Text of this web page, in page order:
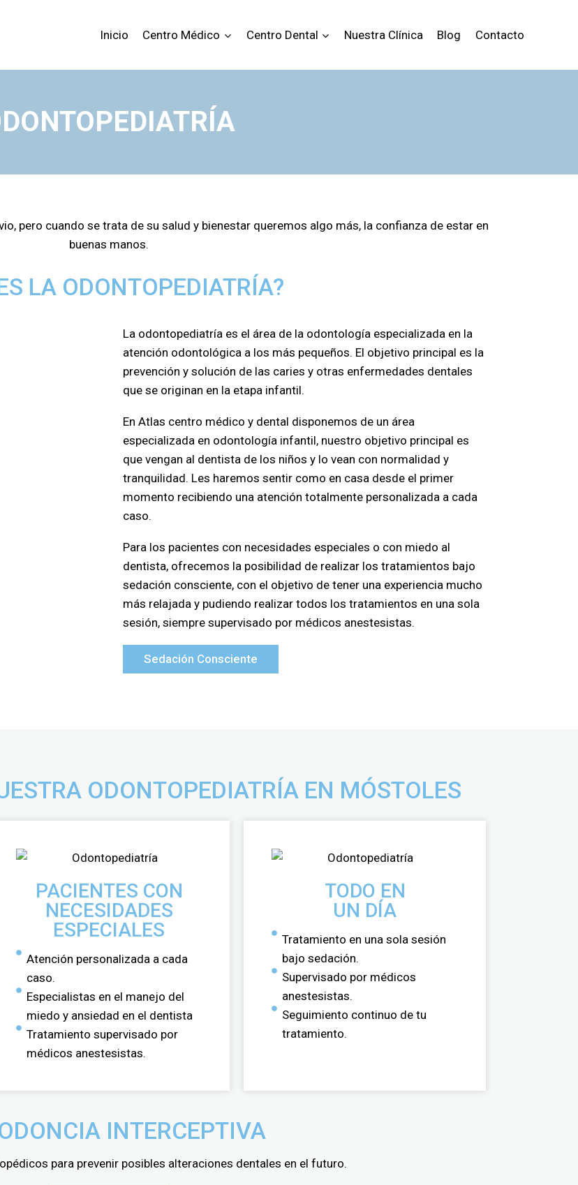
Inicio Centro Médico Centro Dental Nuestra Clínica Blog Contacto
pero cuando se trata de su salud y bienestar queremos algo más, la confianza de estar en
buenas manos.
LA ODONTOPEDIATRÍA?
La odontopediatría es el área de la odontología especializada en la
atención odontológica a los más pequeños. El objetivo principal es la
prevención y solución de las caries y otras enfermedades dentales
que se originan en la etapa infantil.
En Atlas centro médico y dental disponemos de un área
especializada en odontología infantil, nuestro objetivo principal es
que vengan al dentista de los niños y lo vean con normalidad y
tranquilidad. Les haremos sentir como en casa desde el primer
momento recibiendo una atención totalmente personalizada a cada
caso.
Para los pacientes con necesidades especiales o con miedo al
dentista, ofrecemos la posibilidad de realizar los tratamientos bajo
sedación consciente, con el objetivo de tener una experiencia mucho
más relajada y pudiendo realizar todos los tratamientos en una sola
sesión, siempre supervisado por médicos anestesistas.
Sedación Consciente
ODONTOPEDIATRÍA EN MÓSTOLES
PACIENTES CON
NECESIDADES
ESPECIALES
Atención personalizada a cada
caso.
Especialistas en el manejo del
miedo y ansiedad en el dentista
Tratamiento supervisado por
médicos anestesistas.
TODO EN
UN DÍA
Tratamiento en una sola sesión
bajo sedación.
Supervisado por médicos
anestesistas.
Seguimiento continuo de tu
tratamiento.
INTERCEPTIVA
para prevenir posibles alteraciones dentales en el futuro.